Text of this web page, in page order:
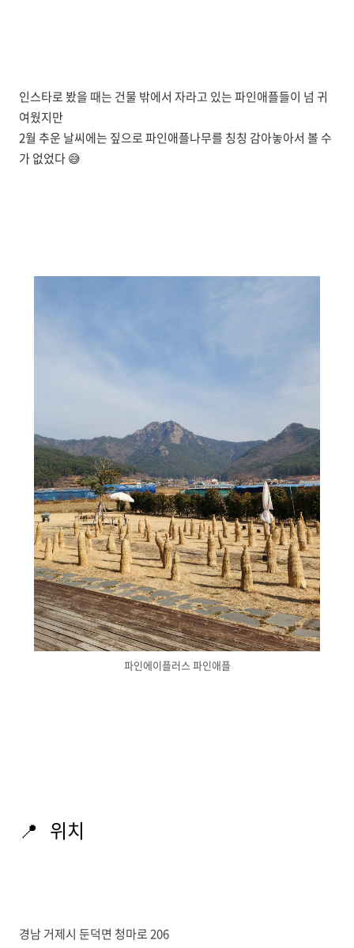
인스타로 봤을 때는 건물 밖에서 자라고 있는 파인애플들이 넘 귀
여웠지만
2월 추운 날씨에는 짚으로 파인애플나무를 칭칭 감아놓아서 볼 수
가 없었다 😅
파인에이플러스 파인애플
📍 위치
경남 거제시 둔덕면 청마로 206